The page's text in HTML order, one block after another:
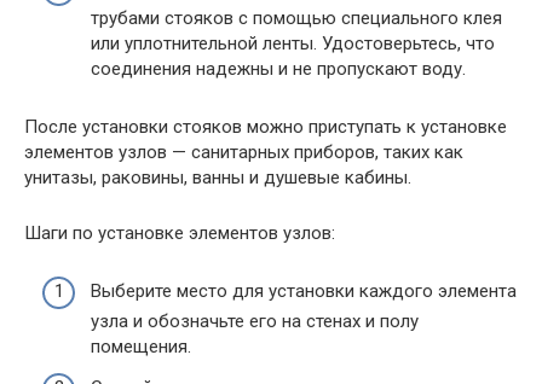
трубами стояков с помощью специального клея
или уплотнительной ленты. Удостоверьтесь, что
соединения надежны и не пропускают воду.
После установки стояков можно приступать к установке
элементов узлов — санитарных приборов, таких как
унитазы, раковины, ванны и душевые кабины.
Шаги по установке элементов узлов:
Выберите место для установки каждого элемента
узла и обозначьте его на стенах и полу
помещения.